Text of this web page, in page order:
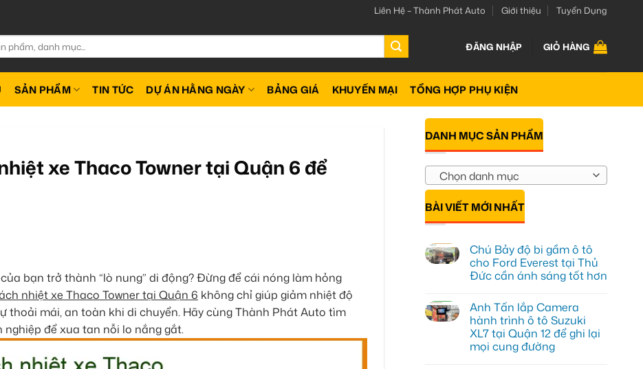
Liên Hệ – Thành Phát Auto Giới thiệu Tuyển Dụng
ĐĂNG NHẬP GIỎ HÀNG
SẢN PHẨM TIN TỨC DỰ ÁN HẰNG NGÀY BẢNG GIÁ KHUYẾN MẠI TỔNG HỢP PHỤ KIỆN
xe Thaco Towner tại Quận 6 để
bạn trở thành “lò nung” di động? Đừng để cái nóng làm hỏng
nhiệt xe Thaco Towner tại Quận 6 không chỉ giúp giảm nhiệt độ
thoải mái, an toàn khi di chuyển. Hãy cùng Thành Phát Auto tìm
để xua tan nỗi lo nắng gắt.
DANH MỤC SẢN PHẨM
Chọn danh mục
BÀI VIẾT MỚI NHẤT
Chú Bảy độ bi gầm ô tô
cho Ford Everest tại Thủ
Đức cần ánh sáng tốt hơn
bình
luận
ở
Chú
Bảy
độ
Anh Tấn lắp Camera
hành trình ô tô Suzuki
XL7 tại Quận 12 để ghi lại
mọi cung đường